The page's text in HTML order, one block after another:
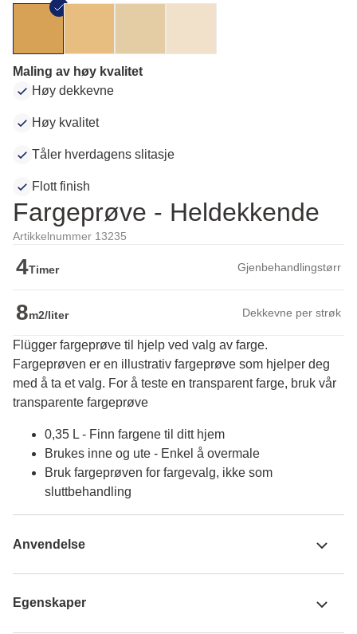
Maling av høy kvalitet
Høy dekkevne
Høy kvalitet
Tåler hverdagens slitasje
Flott finish
Fargeprøve - Heldekkende
Artikkelnummer 13235
4Timer Gjenbehandlingstørr
8m2/liter Dekkevne per strøk
Flügger fargeprøve til hjelp ved valg av farge.
Fargeprøven er en illustrativ fargeprøve som hjelper deg
med å ta et valg. For å teste en transparent farge, bruk vår
transparente fargeprøve
0,35 L - Finn fargene til ditt hjem
Brukes inne og ute - Enkel å overmale
Bruk fargeprøven for fargevalg, ikke som
sluttbehandling
Anvendelse
Egenskaper